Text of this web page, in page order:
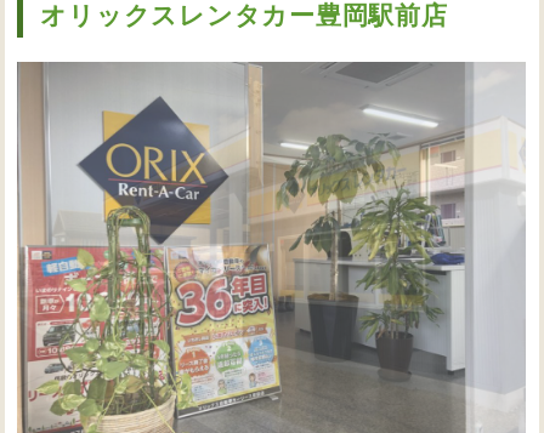
オリックスレンタカー豊岡駅前店